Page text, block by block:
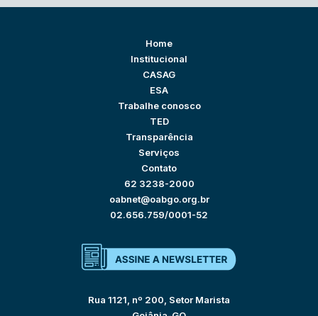
Home
Institucional
CASAG
ESA
Trabalhe conosco
TED
Transparência
Serviços
Contato
62 3238-2000
oabnet@oabgo.org.br
02.656.759/0001-52
Rua 1121, nº 200, Setor Marista